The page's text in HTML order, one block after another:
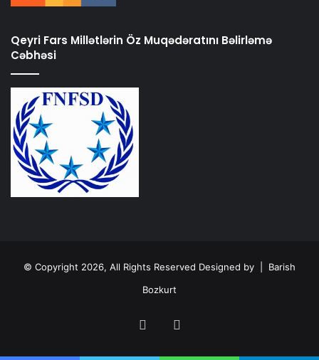
Qeyri Fars Millətlərin Öz Muqədəratını Bəlirləmə
Cəbhəsi
© Copyright 2026, All Rights Reserved Designed by | Barish
Bozkurt
Facebook